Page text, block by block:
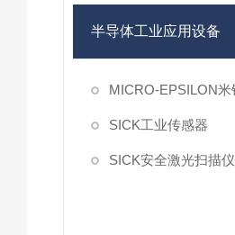
半导体工业应用设备
SICK工业传感器
SICK安全激光扫描仪